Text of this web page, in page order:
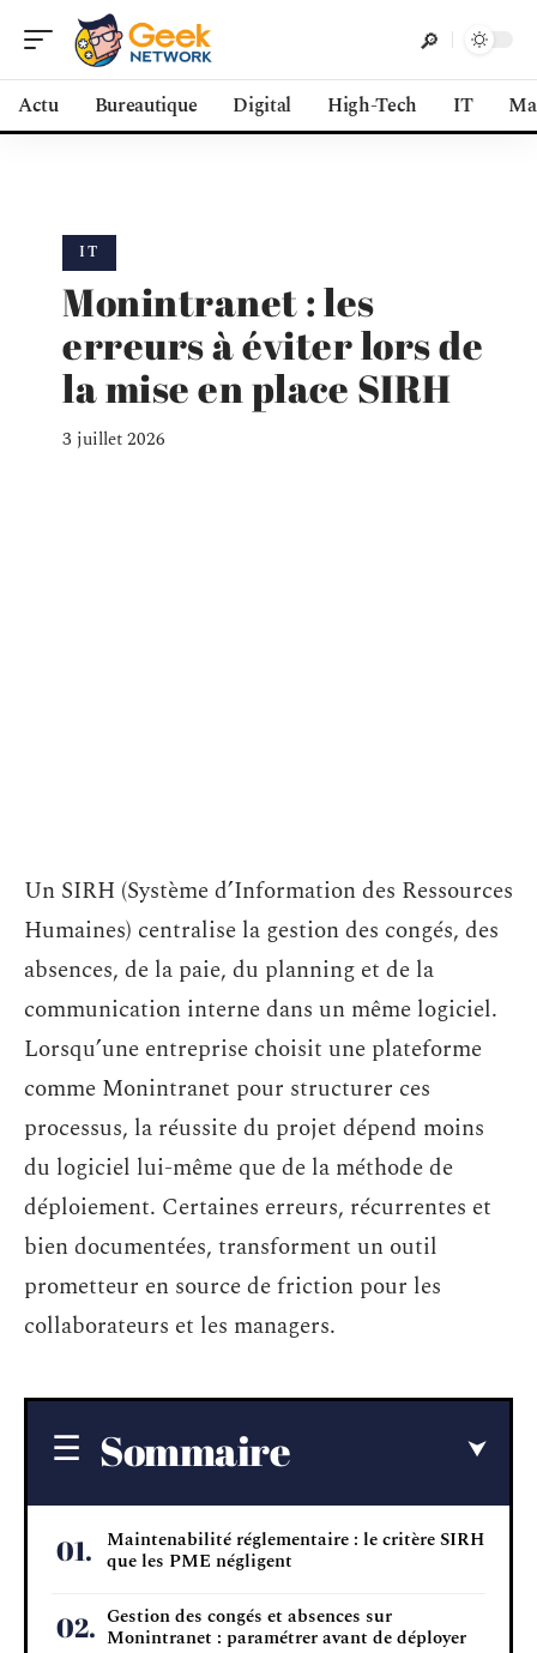
Actu Bureautique Digital High-Tech IT
IT
Monintranet : les
erreurs à éviter lors de
la mise en place SIRH
3 juillet 2026
Un SIRH (Système d’Information des Ressources
Humaines) centralise la gestion des congés, des
absences, de la paie, du planning et de la
communication interne dans un même logiciel.
Lorsqu’une entreprise choisit une plateforme
comme Monintranet pour structurer ces
processus, la réussite du projet dépend moins
du logiciel lui-même que de la méthode de
déploiement. Certaines erreurs, récurrentes et
bien documentées, transforment un outil
prometteur en source de friction pour les
collaborateurs et les managers.
Sommaire
Maintenabilité réglementaire : le critère SIRH
que les PME négligent
Gestion des congés et absences sur
Monintranet : paramétrer avant de déployer